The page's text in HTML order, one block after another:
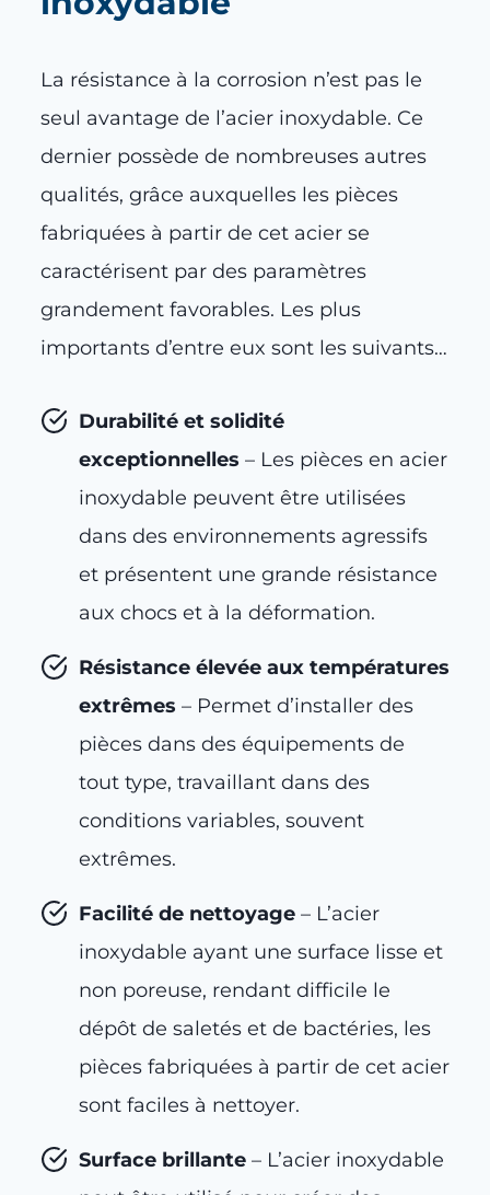
La résistance à la corrosion n’est pas le
seul avantage de l’acier inoxydable. Ce
dernier possède de nombreuses autres
qualités, grâce auxquelles les pièces
fabriquées à partir de cet acier se
caractérisent par des paramètres
grandement favorables. Les plus
importants d’entre eux sont les suivants…
Durabilité et solidité
exceptionnelles – Les pièces en acier
inoxydable peuvent être utilisées
dans des environnements agressifs
et présentent une grande résistance
aux chocs et à la déformation.
Résistance élevée aux températures
extrêmes – Permet d’installer des
pièces dans des équipements de
tout type, travaillant dans des
conditions variables, souvent
extrêmes.
Facilité de nettoyage – L’acier
inoxydable ayant une surface lisse et
non poreuse, rendant difficile le
dépôt de saletés et de bactéries, les
pièces fabriquées à partir de cet acier
sont faciles à nettoyer.
Surface brillante – L’acier inoxydable